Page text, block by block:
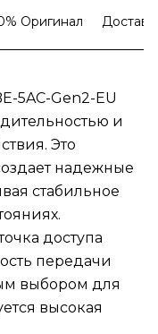
Оригинал
5AC-Gen2-EU
и
Это
надежные
стабильное
доступа
передачи
выбором для
высокая